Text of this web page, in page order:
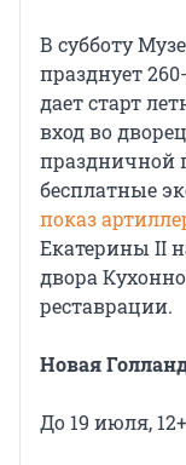
В субботу
празднует
дает старт
вход во
праздничной
бесплатные
показ
Екатерины II
двора
реставрации.
Новая
До 19 июля, 12+